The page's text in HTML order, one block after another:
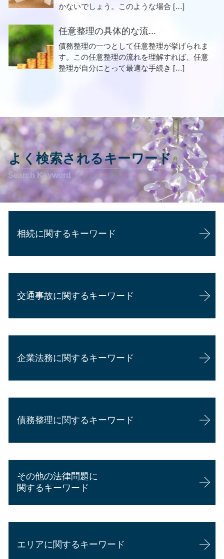
かないでしょう。このような場合 […]
任意整理の具体的な流...
債務整理の一つとして任意整理が挙げられま
す。この任意整理の流れを理解すれば、任意
整理が自分にとって最適な手続き […]
よく検索されるキーワード
相続に関するキーワード
相続 協議書
相続 法律
相続 遺言 効力
相続 専門家
相続 範囲
相続 権利
相続 法定相続人
相続 妨害
相続 年金
相続 借金
公正証書遺言 費用
交通事故に関するキーワード
交通事故 後遺症 脳
後遺障害 相談
交通事故 相手 たちが悪い
交通事故 併合14級 慰謝料
交通事故 慰謝料 通院
交通事故 過失割合
過失割合 弁護士
交通事故 懲役
交通事故 後遺症
交通事故 休業補償
交通事故 過失割合 納得できない場合
歩行者 飛び出し 過失割合
企業法務に関するキーワード
会社 顧問弁護士 個人相談
企業法務 弁護士 魅力
顧問弁護士 費用 個人
内定取り消し 理由
顧問弁護士 メリット
企業法務 勉強
企業法務
企業法務 資格
企業法務 弁護士
顧問弁護士 個人 安い
債務整理に関するキーワード
任意整理 デメリット
自己破産 デメリット 仕事
個人再生 スケジュール
個人再生とは
任意整理 いつから5年
自己破産 デメリット
個人再生 手続き
その他の法律問題に
関するキーワード
悪徳商法 弁護士
賃貸借契約 債務不履行
エリアに関するキーワード